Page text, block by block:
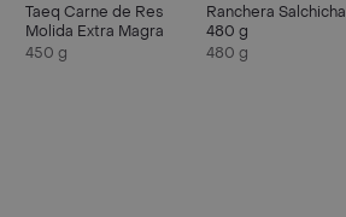
Taeq Carne de Res
Molida Extra Magra
450 g
Ranchera Salchicha
480 g
480 g